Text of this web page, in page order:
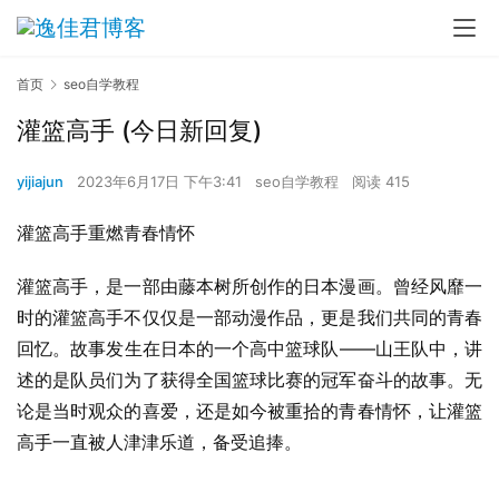
首页 seo自学教程
灌篮高手 (今日新回复)
yijiajun 2023年6月17日 下午3:41 seo自学教程 阅读 415
灌篮高手重燃青春情怀
灌篮高手，是一部由藤本树所创作的日本漫画。曾经风靡一
时的灌篮高手不仅仅是一部动漫作品，更是我们共同的青春
回忆。故事发生在日本的一个高中篮球队——山王队中，讲
述的是队员们为了获得全国篮球比赛的冠军奋斗的故事。无
论是当时观众的喜爱，还是如今被重拾的青春情怀，让灌篮
高手一直被人津津乐道，备受追捧。